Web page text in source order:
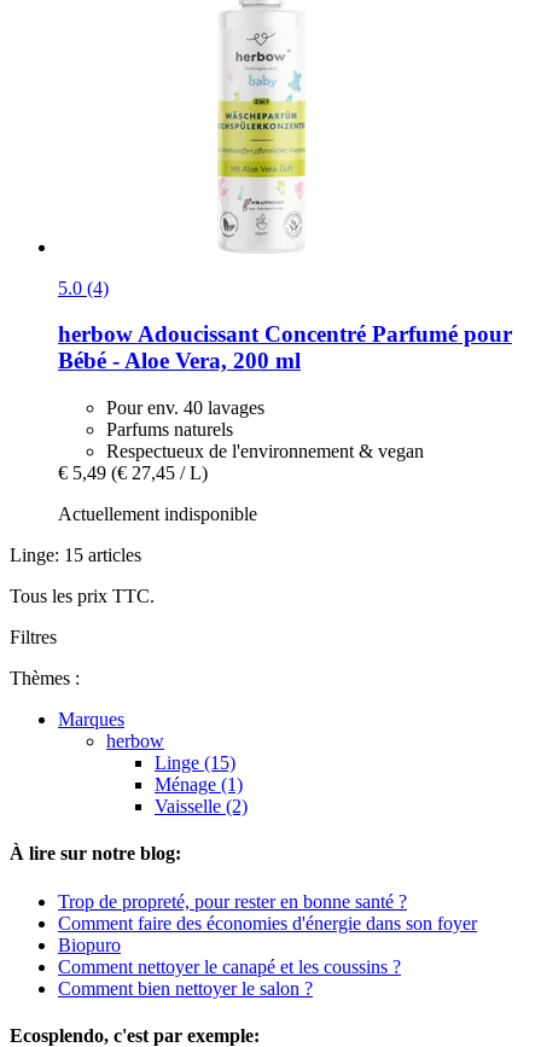
5.0 (4)
herbowAdoucissant Concentré Parfumé pour
Bébé -​ Aloe Vera, 200 ml
Pour env. 40 lavages
Parfums naturels
Respectueux de l'environnement & vegan
€ 5,49 (€ 27,45 / L)
Actuellement indisponible
Linge: 15 articles
Tous les prix TTC.
Filtres
Thèmes :
Marques
herbow
Linge (15)
Ménage (1)
Vaisselle (2)
À lire sur notre blog:
Trop de propreté, pour rester en bonne santé ?
Comment faire des économies d'énergie dans son foyer
Biopuro
Comment nettoyer le canapé et les coussins ?
Comment bien nettoyer le salon ?
Ecosplendo, c'est par exemple: